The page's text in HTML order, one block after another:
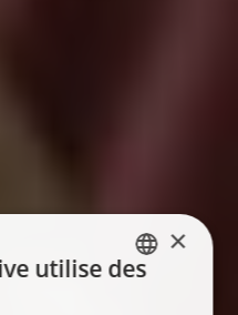
×
utilise des